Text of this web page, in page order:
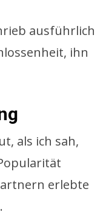
ausführlich
ihn
als ich sah,
erlebte